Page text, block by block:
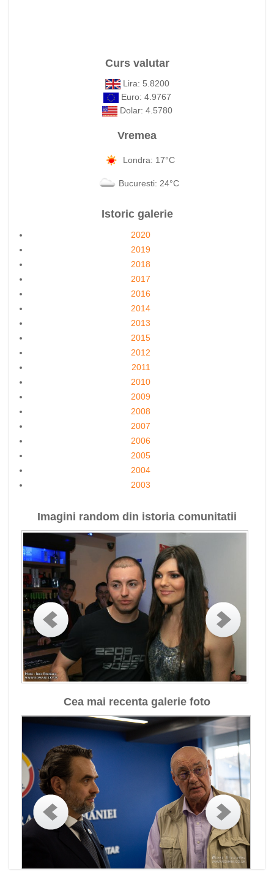
Curs valutar
Lira: 5.8200
Euro: 4.9767
Dolar: 4.5780
Vremea
Londra: 17°C
Bucuresti: 24°C
Istoric galerie
2020
2019
2018
2017
2016
2014
2013
2015
2012
2011
2010
2009
2008
2007
2006
2005
2004
2003
Imagini random din istoria comunitatii
Cea mai recenta galerie foto